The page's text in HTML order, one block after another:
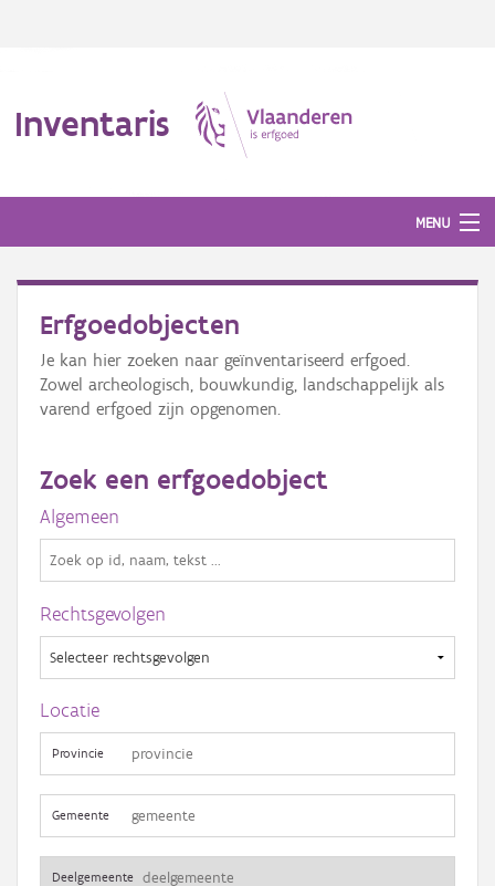
Inventaris
MENU
Erfgoedobject
Aanduidingsobject
Waarneming
Gebeurtenis
Persoon of collectief
Downloads
Hergebruik
Erfgoedobjecten
Je kan hier zoeken naar geïnventariseerd erfgoed.
Zowel archeologisch, bouwkundig, landschappelijk als
varend erfgoed zijn opgenomen.
Zoek een erfgoedobject
Algemeen
Rechtsgevolgen
Locatie
Provincie
Gemeente
Deelgemeente